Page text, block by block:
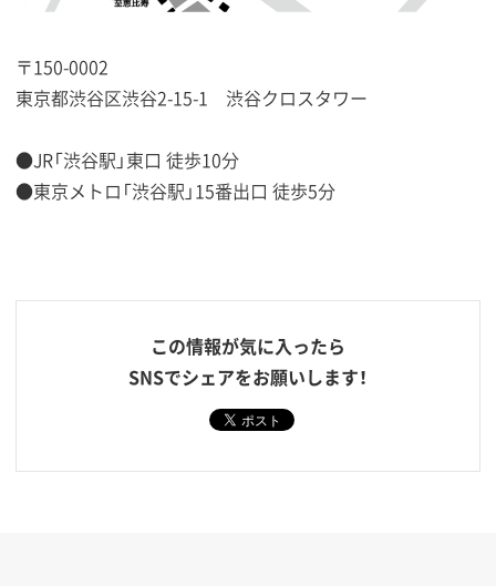
〒150-0002
東京都渋谷区渋谷2-15-1 渋谷クロスタワー
●JR「渋谷駅」東口 徒歩10分
●東京メトロ「渋谷駅」15番出口 徒歩5分
この情報が気に入ったら
SNSでシェアをお願いします！